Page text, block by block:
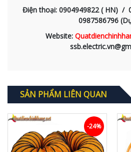
Điện thoại: 0904949822 ( HN) /
0987586796
Website:
SẢN PHẨM LIÊN QUAN
-24%